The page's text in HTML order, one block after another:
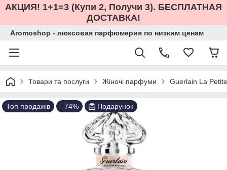
АКЦИЯ! 1+1=3 (Купи 2, Получи 3). БЕСПЛАТНАЯ
ДОСТАВКА!
Aromoshop - люксовая парфюмерия по низким ценам
Товари та послуги Жіночі парфуми Guerlain La
Топ продажів –74% Подарунок